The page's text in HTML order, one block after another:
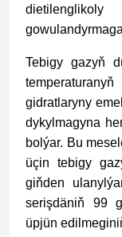
Tebigy gazyň
gidratlaryny
dykylmagyna
bolýar. Bu
üçin tebigy
giňden
serişdäniň 99
üpjün